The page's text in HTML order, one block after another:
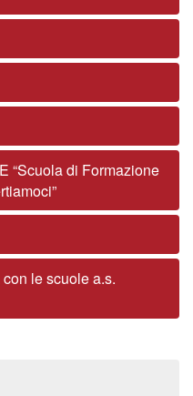
“Scuola di Formazione
le scuole a.s.